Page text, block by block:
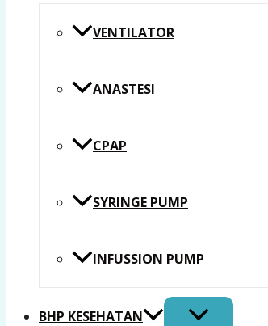
VENTILATOR
ANASTESI
CPAP
SYRINGE PUMP
INFUSSION PUMP
BHP KESEHATAN